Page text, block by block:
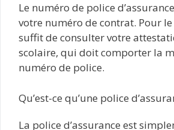
Le numéro de police
votre numéro de contrat. Pour
suffit de consulter votre
scolaire, qui doit comporter la
numéro de police.
Qu’est-ce qu’une police
La police d’assurance est